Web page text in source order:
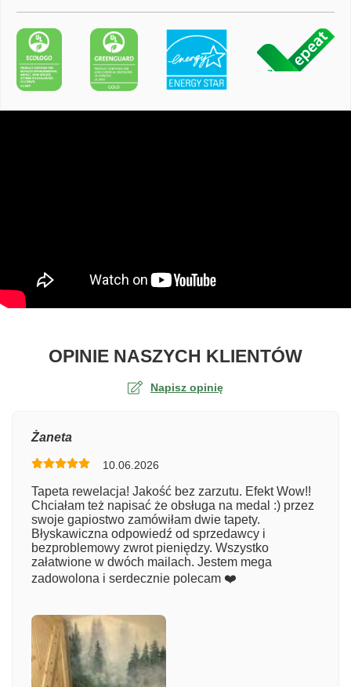
OPINIE NASZYCH KLIENTÓWO
Napisz opinię
Numer zamówienia
Imię
Żaneta
10.06.2026
Tapeta rewelacja! Jakość bez zarzutu. Efekt Wow!!
Chciałam też napisać że obsługa na medal :) przez
swoje gapiostwo zamówiłam dwie tapety.
Błyskawiczna odpowiedź od sprzedawcy i
bezproblemowy zwrot pieniędzy. Wszystko
załatwione w dwóch mailach. Jestem mega
zadowolona i serdecznie polecam ❤️